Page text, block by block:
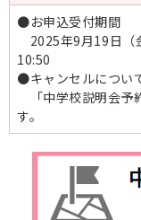
●お申込受付期間
2025年9月19日（
10:50
●キャンセルについ
「中学校説明会予
す。